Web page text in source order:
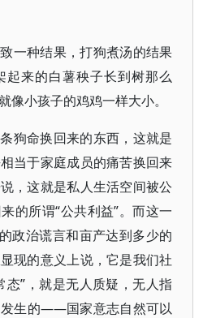
一种结果，打狗煮汤的结果
来的白薯秧子长到树那么
像小孩子的鸡鸡一样大小。
狗命换回来的东西，这就是
当于家庭成员的痛苦换回来
，这就是私人生活空间被公
的所谓“公共利益”。而这一
政治谎言和亩产达到多少的
现的意义上说，它是我们社
态”，就是无人质疑，无人指
生的——国家意志自然可以